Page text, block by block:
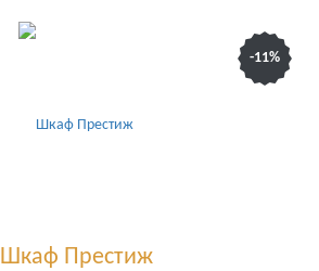
Шкаф Престиж
-11%